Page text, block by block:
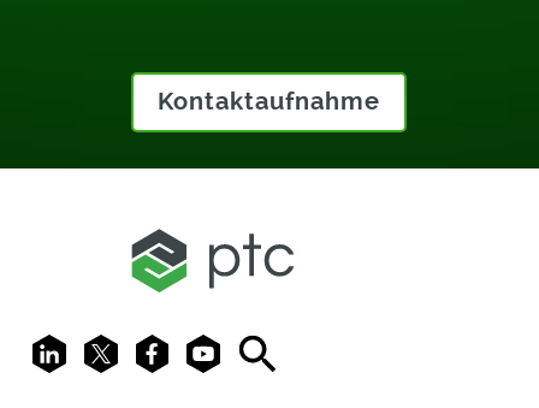
Kontaktaufnahme
LinkedIn
X FacebookYoutubeSearch